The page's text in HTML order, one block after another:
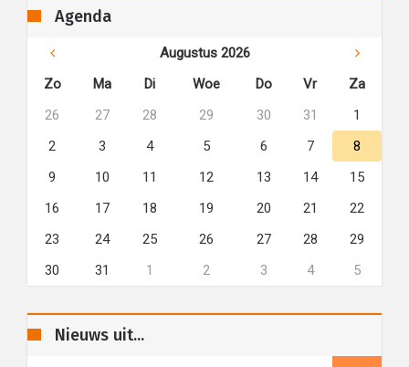
Agenda
Augustus 2026
Zo
Ma Di Woe Do Vr
Za
26
27 28 29 30 31
1
2
3 4 5 6 7
8
9
10 11 12 13 14
15
16
17 18 19 20 21
22
23
24 25 26 27 28
29
30
31 1 2 3 4 5
Nieuws uit...